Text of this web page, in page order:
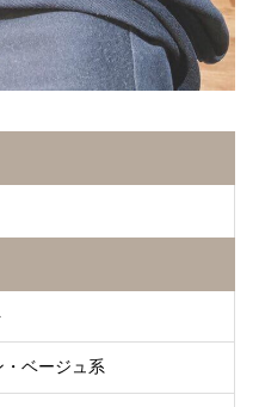
・ベージュ系